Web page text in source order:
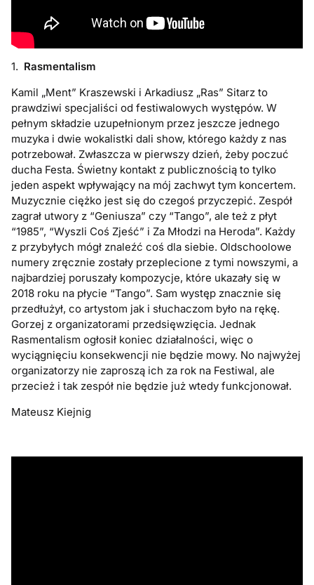
1. Rasmentalism
Kamil „Ment” Kraszewski i Arkadiusz „Ras” Sitarz to
prawdziwi specjaliści od festiwalowych występów. W
pełnym składzie uzupełnionym przez jeszcze jednego
muzyka i dwie wokalistki dali show, którego każdy z nas
potrzebował. Zwłaszcza w pierwszy dzień, żeby poczuć
ducha Festa. Świetny kontakt z publicznością to tylko
jeden aspekt wpływający na mój zachwyt tym koncertem.
Muzycznie ciężko jest się do czegoś przyczepić. Zespół
zagrał utwory z “Geniusza” czy “Tango”, ale też z płyt
“1985”, “Wyszli Coś Zjeść” i Za Młodzi na Heroda”. Każdy
z przybyłych mógł znaleźć coś dla siebie. Oldschoolowe
numery zręcznie zostały przeplecione z tymi nowszymi, a
najbardziej poruszały kompozycje, które ukazały się w
2018 roku na płycie “Tango”. Sam występ znacznie się
przedłużył, co artystom jak i słuchaczom było na rękę.
Gorzej z organizatorami przedsięwzięcia. Jednak
Rasmentalism ogłosił koniec działalności, więc o
wyciągnięciu konsekwencji nie będzie mowy. No najwyżej
organizatorzy nie zaproszą ich za rok na Festiwal, ale
przecież i tak zespół nie będzie już wtedy funkcjonował.
Mateusz Kiejnig